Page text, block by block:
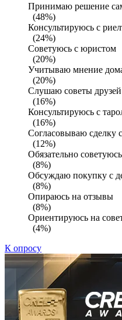
Принимаю решение
(48%)
Консультируюсь с
(24%)
Советуюсь с юристом
(20%)
Учитываю мнение
(20%)
Слушаю советы
(16%)
Консультируюсь с
(16%)
Согласовываю сделку
(12%)
Обязательно
(8%)
Обсуждаю покупку с
(8%)
Опираюсь на отзывы
(8%)
Ориентируюсь на
(4%)
К опросу